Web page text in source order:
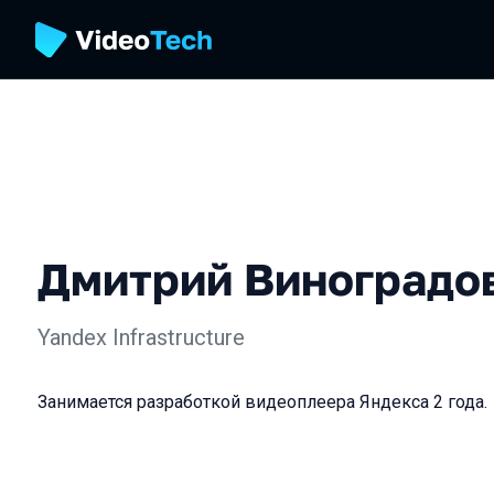
Дмитрий
Yandex Infrastructure
Занимается разработкой видеоплеера Яндекса 2 года.